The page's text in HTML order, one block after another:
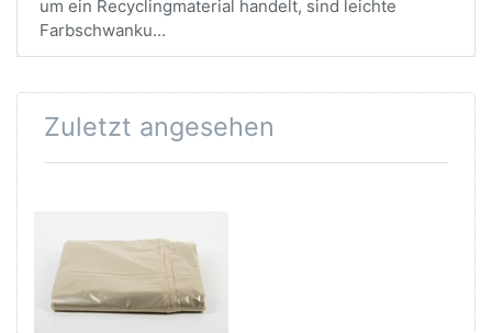
um ein Recyclingmaterial handelt, sind leichte
Farbschwanku...
Zuletzt angesehen